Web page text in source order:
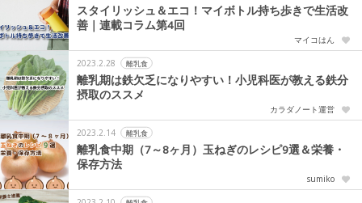
スタイリッシュ＆エコ！マイボトル持ち歩きで生活改
善｜連載コラム第4回
マイコはん
2023.2.28 離乳食
離乳期は鉄欠乏になりやすい！小児科医が教える鉄分
摂取のススメ
カラダノート運営
2023.2.14 離乳食
離乳食中期（7～8ヶ月）玉ねぎのレシピ9選＆栄養・
保存方法
sumiko